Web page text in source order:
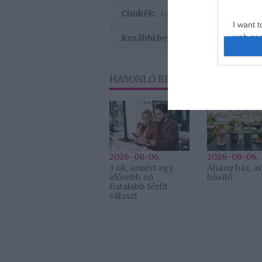
I want
web or
Címkék: család
Korábbi bejegyzések
HASONLÓ BEJEGYZÉSEK
2026-08-06.
3 ok, amiért egy
idősebb nő
fiatalabb férfit
választ
2026-08-06.
Ahány ház,
hűsítő